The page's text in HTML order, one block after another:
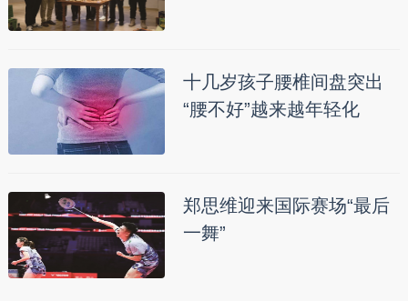
十几岁孩子腰椎间盘突出
“腰不好”越来越年轻化
郑思维迎来国际赛场“最后
一舞”